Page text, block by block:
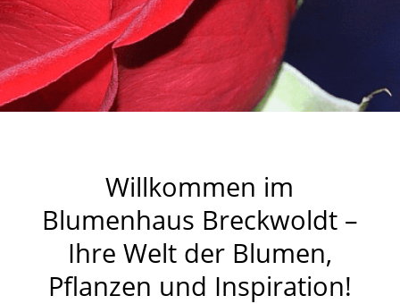
Willkommen im
Blumenhaus Breckwoldt –
Ihre Welt der Blumen,
Pflanzen und Inspiration!